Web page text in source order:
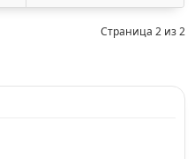
Страница 2 из 2